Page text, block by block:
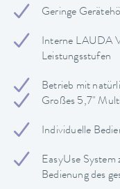
Geringe
Interne LAUDA
Leistungsstufen
Betrieb mit
Großes 5,7"
Individuelle
EasyUse System
Bedienung des